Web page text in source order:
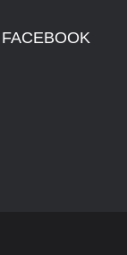
FACEBOOK